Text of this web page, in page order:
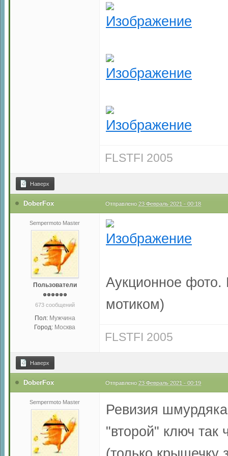
FLSTFI 2005
Наверх
DoberFox Отправлено 23 Февраль 2021 - 00:18
Sempermoto Master
Пользователи
673 сообщений
Пол: Мужчина
Город: Москва
Аукционное фото.
мотиком)
FLSTFI 2005
Наверх
DoberFox Отправлено 23 Февраль 2021 - 00:19
Sempermoto Master
Ревизия
"второй" ключ так